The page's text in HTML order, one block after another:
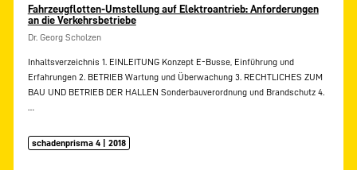
Fahrzeugflotten-Umstellung auf Elektroantrieb: Anforderungen
an die Verkehrsbetriebe
Dr. Georg Scholzen
Inhaltsverzeichnis 1. EINLEITUNG Konzept E-Busse, Einführung und
Erfahrungen 2. BETRIEB Wartung und Überwachung 3. RECHTLICHES ZUM
BAU UND BETRIEB DER HALLEN Sonderbauverordnung und Brandschutz 4.
schadenprisma 4 | 2018